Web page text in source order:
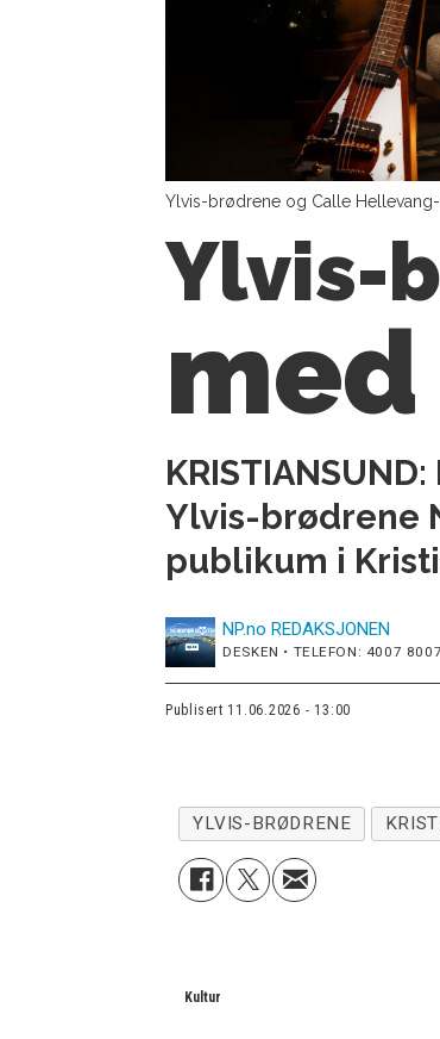
Ylvis-brødrene og Calle
Ylvis-
Ylvis-brødrene
publikum i
NP.no REDAKSJONEN
DESKEN • TELEFON: 4007 8007
Publisert 11.06.2026 - 13:00
YLVIS-BRØDRENE
Kultur